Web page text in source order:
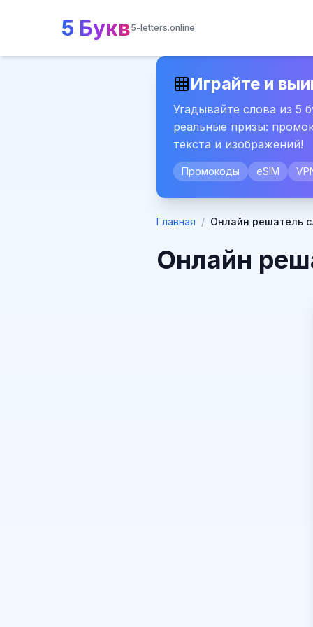
5 Букв5-letters.online
Играйте и
Угадывайте слова из 5
реальные призы:
текста и изображений!
Промокоды eSIM
Главная / Онлайн решатель
Онлайн